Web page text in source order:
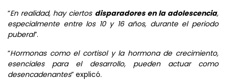
“En realidad, hay ciertos disparadores en la adolescencia,
especialmente entre los 10 y 16 años, durante el periodo
puberal”.
“Hormonas como el cortisol y la hormona de crecimiento,
esenciales para el desarrollo, pueden actuar como
desencadenantes” explicó.